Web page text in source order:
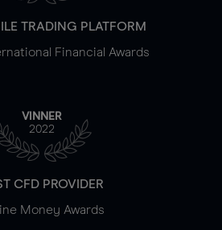
TRADING PLATFORM
Financial Awards
VINNER
2022
CFD PROVIDER
Money Awards